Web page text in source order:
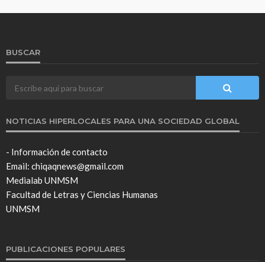
BUSCAR
NOTICIAS HIPERLOCALES PARA UNA SOCIEDAD GLOBAL
- Información de contacto
Email: chiqaqnews@gmail.com
Medialab UNMSM
Facultad de Letras y Ciencias Humanas
UNMSM
PUBLICACIONES POPULARES